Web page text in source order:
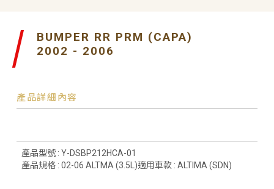
BUMPER RR PRM (CAPA)
2002 - 2006
產品詳細內容
產品型號 : Y-DSBP212HCA-01
產品規格 : 02-06 ALTMA (3.5L)適用車款 : ALTIMA (SDN)